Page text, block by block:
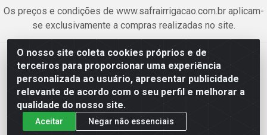
O nosso site coleta cookies próprios e de
terceiros para proporcionar uma experiência
personalizada ao usuário, apresentar publicidade
relevante de acordo com o seu perfil e melhorar a
qualidade do nosso site.
Aceitar Negar não essenciais
Os preços e condições de www.safrairrigacao.com.br aplicam-
se exclusivamente a compras realizadas no site.
Safra Agrícola e Pecuária LTDA - Avenida Castelo Branco, 5330 -
Esplanada dos Anicuns, Goiânia/GO - CEP 74.433-205 - CNPJ
06.315.490/0001-00